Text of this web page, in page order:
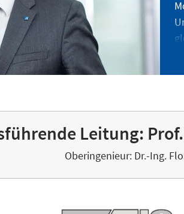
Leitung:
Oberingenieur: Dr.-Ing.